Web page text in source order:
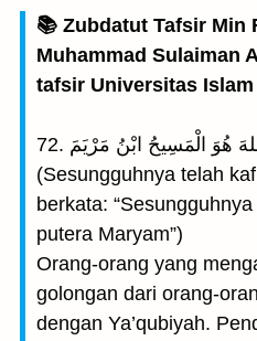
📚 Zubdatut Tafsir Min
Muhammad Sulaiman
tafsir Universitas Islam
72. لَقَدْ كَفَرَ الَّذِينَ قَالُوٓا۟ إِنَّ اللهَ هُوَ الْمَسِيحُ ابْنُ مَرْيَمَ ۖ
(Sesungguhnya telah
berkata:
putera Maryam”)
Orang-orang yang
golongan dari orang-
dengan Ya’qubiyah.